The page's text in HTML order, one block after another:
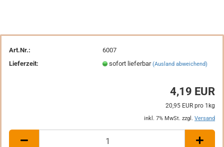
Art.Nr.:
6007
Lieferzeit:
sofort lieferbar(Ausland abweichend)
4,19 EUR
20,95 EUR pro 1kg
inkl. 7% MwSt. zzgl. Versand